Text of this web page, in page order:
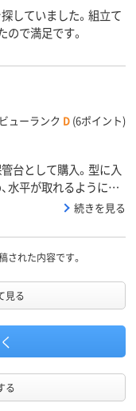
していました。組立て
で満足です。
ューランク D (6ポイント)
台として購入。型に入
水平が取れるようにア
このサイズでアジャス
続きを見る
された内容です。
見る
る